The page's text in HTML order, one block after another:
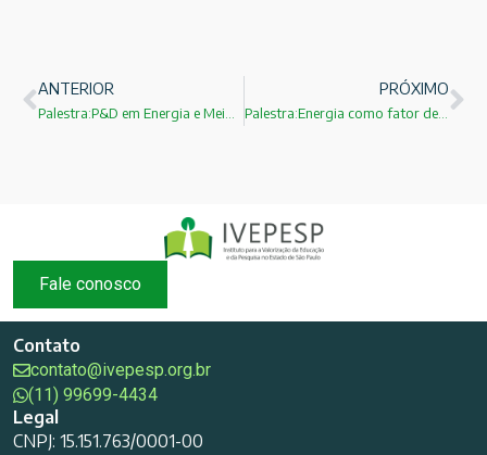
ANTERIOR PRÓXIMO
Palestra:Energia como fator de competividade da indústria química! Dr.Fernando Figueiredo!
Fale conosco
Contato
contato@ivepesp.org.br
(11) 99699-4434
Legal
CNPJ: 15.151.763/0001-00